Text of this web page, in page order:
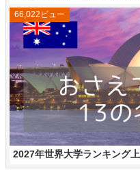
2027年世界大学ランキング
66,022ビュー